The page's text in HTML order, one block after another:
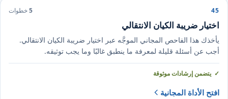
45
5خطوات
اختيار ضريبة الكيان الانتقالي
يأخذك هذا الفاحص المجاني الموجَّه عبر اختيار ضريبة الكيان الانتقالي.
أجب عن أسئلة قليلة لمعرفة ما ينطبق غالبًا وما يجب توثيقه.
يتضمن إرشادات موثوقة
افتح الأداة المجانية